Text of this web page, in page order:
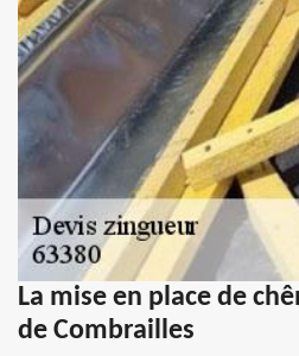
La mise en place de
de Combrailles